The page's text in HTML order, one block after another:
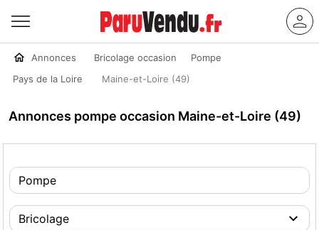
Annonces Bricolage occasion
Pompe
Pays de la Loire
Maine-et-Loire (49)
Annonces pompe occasion Maine-et-Loire (49)